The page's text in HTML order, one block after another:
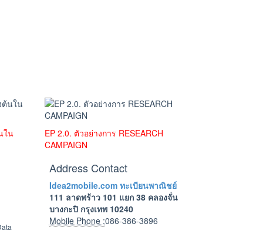
ใน
EP 2.0. ตัวอย่างการ RESEARCH
CAMPAIGN
Address Contact
Idea2mobile.com ทะเบียนพาณิชย์
111 ลาดพร้าว 101 แยก 38 คลองจั่น
บางกะปิ กรุงเทพ 10240
Mobile Phone :086-386-3896